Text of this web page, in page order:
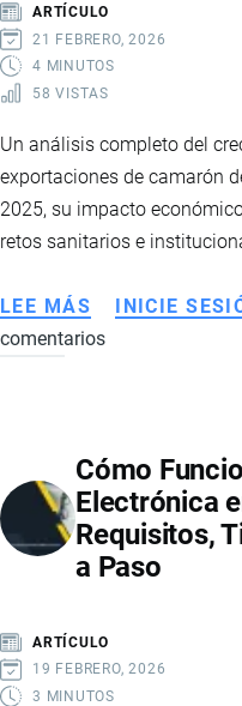
ARTÍCULO
21 FEBRERO, 2026
4 MINUTOS
58 VISTAS
Un análisis completo del
exportaciones de camarón
2025, su impacto
retos sanitarios e
LEE MÁS SOBRE
IMPACTO
COMERCIAL,
DESAFÍOS
PERSPECTIVAS
INICIE
comentarios
Cómo
Electrónica
Requisitos,
a Paso
ARTÍCULO
19 FEBRERO, 2026
3 MINUTOS